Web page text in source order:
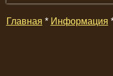
Главная * Информация